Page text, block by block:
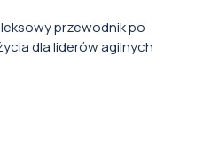
przewodnik po
dla liderów agilnych